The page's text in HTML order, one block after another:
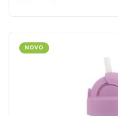
NOVO